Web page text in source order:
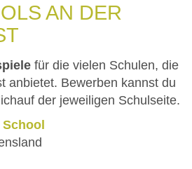
AN DER
für die vielen Schulen, die
anbietet. Bewerben kannst du
auf der jeweiligen Schulseite.
School